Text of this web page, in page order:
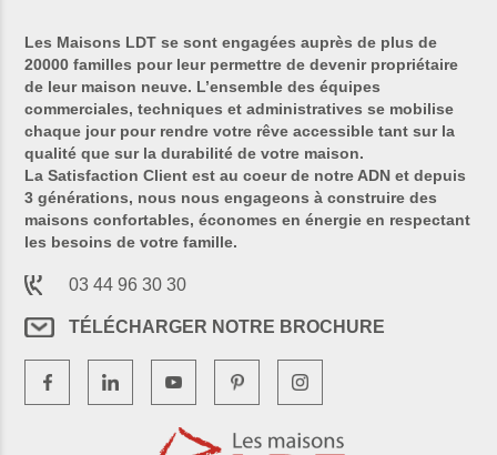
Les Maisons LDT se sont engagées auprès de plus de
20000 familles pour leur permettre de devenir propriétaire
de leur maison neuve. L’ensemble des équipes
commerciales, techniques et administratives se mobilise
chaque jour pour rendre votre rêve accessible tant sur la
qualité que sur la durabilité de votre maison.
La Satisfaction Client est au coeur de notre ADN et depuis
3 générations, nous nous engageons à construire des
maisons confortables, économes en énergie en respectant
les besoins de votre famille.
03 44 96 30 30
TÉLÉCHARGER NOTRE BROCHURE